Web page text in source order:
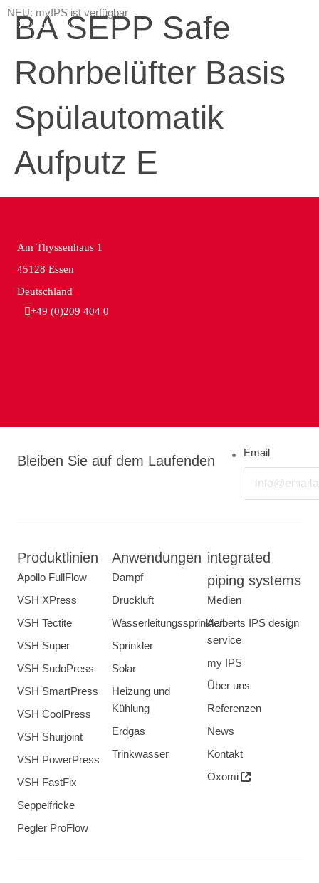
NEU: myIPS ist verfügbar
mehr Infos
schließen
BA SEPP Safe
Rohrbelüfter Basis
Spülautomatik
Aufputz E
Bleiben Sie auf dem Laufenden
Email
Produktlinien
Apollo FullFlow
VSH XPress
VSH Tectite
VSH Super
VSH SudoPress
VSH SmartPress
VSH CoolPress
VSH Shurjoint
VSH PowerPress
VSH FastFix
Seppelfricke
Pegler ProFlow
Anwendungen
Dampf
Druckluft
Wasserleitungssprinkler
Sprinkler
Solar
Heizung und
Kühlung
Erdgas
Trinkwasser
integrated
piping systems
Medien
Aalberts IPS design
service
my IPS
Über uns
Referenzen
News
Kontakt
Oxomi
Am Thyssenhaus 1
45128 Essen
Deutschland
+49 (0)209 404 0